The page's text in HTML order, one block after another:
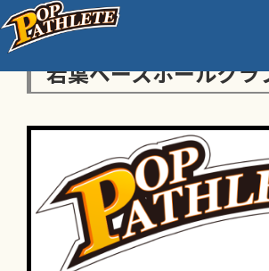
若葉ベースボールクラ